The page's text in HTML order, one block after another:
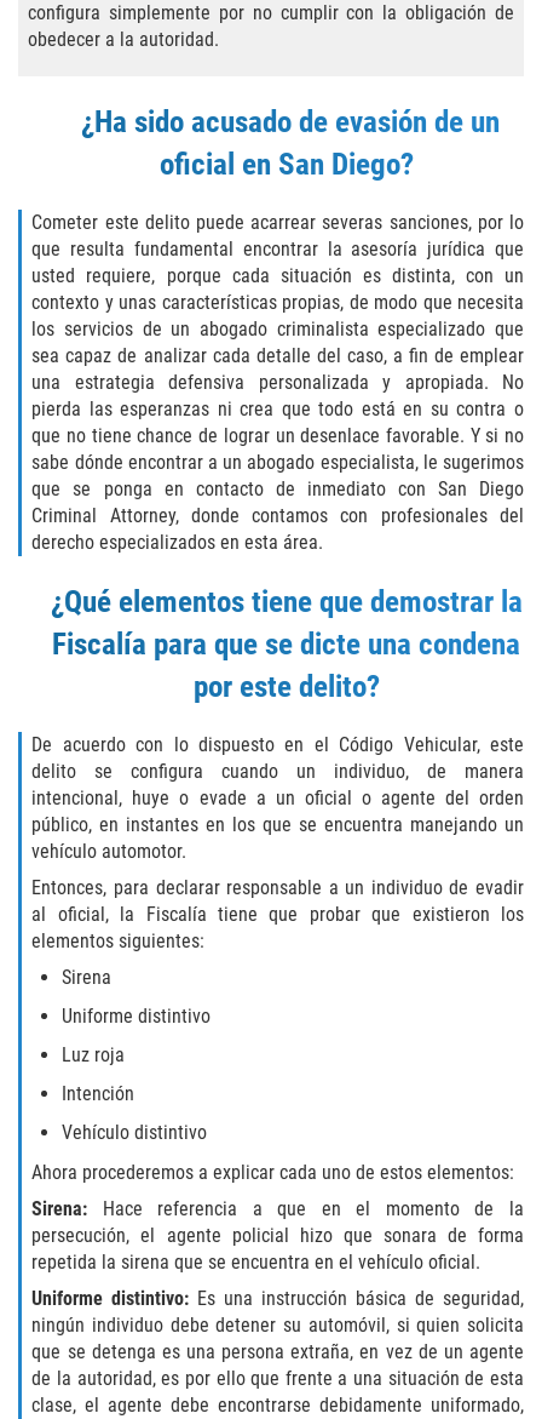
Asalto con Arma Mortal
Asalto Simple
Anulando o Rechazando una Condena
Certificado de Rehabilitación
Eliminación de Antecedentes Penales
Libertad Condicional Bajo Palabra
Sello de Registros de Arresto
Violación de la Libertad Condicional
Chocar y Huir
Delitos De Armas
Fuego
Armas Prohibidas
Descarga Negligente de un Arma de
Portar un Arma Oculta
Público
El Programa de Desviación Previo al
Juicio PC 1000
Leyes sobre Marihuana en California
Posesión de Marihuana
Posesión de Marihuana para la Venta
Posesión De Parafernalia De Drogas
configura simplemente por no cumplir con la obligación de
obedecer a la autoridad.
¿Ha sido acusado de evasión de un
oficial en San Diego?
Cometer este delito puede acarrear severas sanciones, por lo
que resulta fundamental encontrar la asesoría jurídica que
usted requiere, porque cada situación es distinta, con un
contexto y unas características propias, de modo que necesita
los servicios de un abogado criminalista especializado que
sea capaz de analizar cada detalle del caso, a fin de emplear
una estrategia defensiva personalizada y apropiada. No
pierda las esperanzas ni crea que todo está en su contra o
que no tiene chance de lograr un desenlace favorable. Y si no
sabe dónde encontrar a un abogado especialista, le sugerimos
que se ponga en contacto de inmediato con San Diego
Criminal Attorney, donde contamos con profesionales del
derecho especializados en esta área.
¿Qué elementos tiene que demostrar la
Fiscalía para que se dicte una condena
por este delito?
De acuerdo con lo dispuesto en el Código Vehicular, este
delito se configura cuando un individuo, de manera
intencional, huye o evade a un oficial o agente del orden
público, en instantes en los que se encuentra manejando un
vehículo automotor.
Entonces, para declarar responsable a un individuo de evadir
al oficial, la Fiscalía tiene que probar que existieron los
elementos siguientes:
Sirena
Uniforme distintivo
Luz roja
Intención
Vehículo distintivo
Ahora procederemos a explicar cada uno de estos elementos:
Sirena: Hace referencia a que en el momento de la
persecución, el agente policial hizo que sonara de forma
repetida la sirena que se encuentra en el vehículo oficial.
Uniforme distintivo: Es una instrucción básica de seguridad,
ningún individuo debe detener su automóvil, si quien solicita
que se detenga es una persona extraña, en vez de un agente
de la autoridad, es por ello que frente a una situación de esta
clase, el agente debe encontrarse debidamente uniformado,